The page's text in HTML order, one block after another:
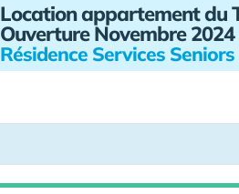
Location appartement du
Ouverture Novembre 2024
Résidence Services